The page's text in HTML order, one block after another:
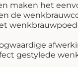
maken het
de
gestylede